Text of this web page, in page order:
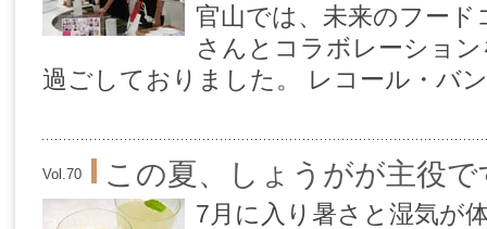
官山では、未来のフー
さんとコラボレーショ
過ごしておりました。 レコール・バ
Vol.70 この夏、しょうがが主役で
7月に入り暑さと湿気が